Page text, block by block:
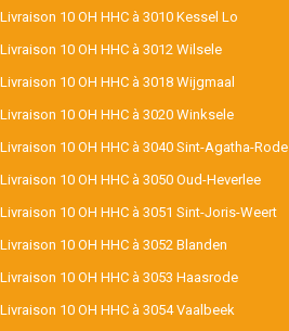
Livraison 10 OH HHC à 3010 Kessel Lo
Livraison 10 OH HHC à 3012 Wilsele
Livraison 10 OH HHC à 3018 Wijgmaal
Livraison 10 OH HHC à 3020 Winksele
Livraison 10 OH HHC à 3040 Sint-Agatha-Rode
Livraison 10 OH HHC à 3050 Oud-Heverlee
Livraison 10 OH HHC à 3051 Sint-Joris-Weert
Livraison 10 OH HHC à 3052 Blanden
Livraison 10 OH HHC à 3053 Haasrode
Livraison 10 OH HHC à 3054 Vaalbeek